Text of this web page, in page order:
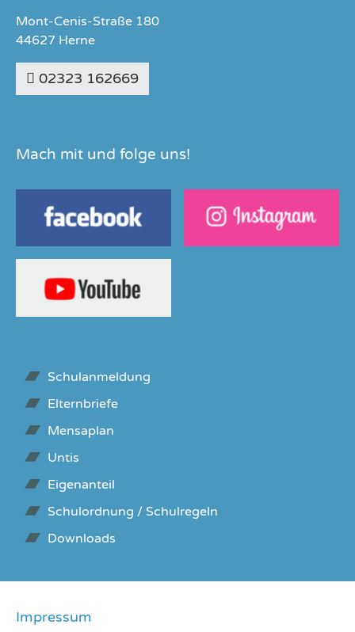
Mont-Cenis-Straße 180
44627 Herne
02323 162669
Mach mit und folge uns!
Schulanmeldung
Elternbriefe
Mensaplan
Untis
Eigenanteil
Schulordnung / Schulregeln
Downloads
Impressum